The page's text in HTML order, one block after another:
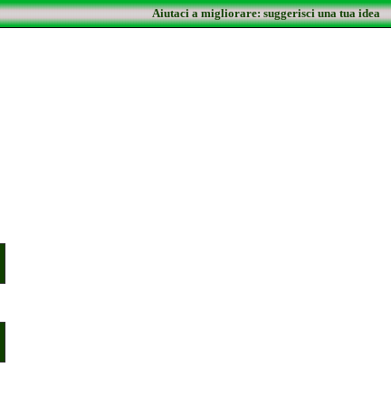
Aiutaci a migliorare: suggerisci una tua idea